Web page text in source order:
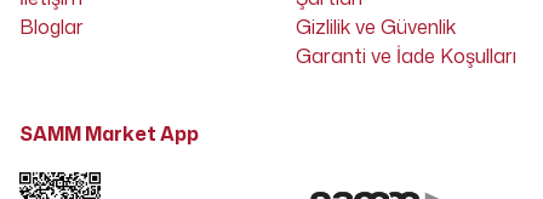
Bloglar
Gizlilik ve Güvenlik
Garanti ve İade Koşulları
SAMM Market App